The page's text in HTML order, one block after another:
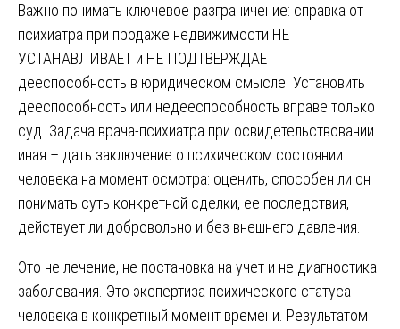
Важно понимать ключевое разграничение: справка от
психиатра при продаже недвижимости НЕ
УСТАНАВЛИВАЕТ и НЕ ПОДТВЕРЖДАЕТ
дееспособность в юридическом смысле. Установить
дееспособность или недееспособность вправе только
суд. Задача врача-психиатра при освидетельствовании
иная – дать заключение о психическом состоянии
человека на момент осмотра: оценить, способен ли он
понимать суть конкретной сделки, ее последствия,
действует ли добровольно и без внешнего давления.
Это не лечение, не постановка на учет и не диагностика
заболевания. Это экспертиза психического статуса
человека в конкретный момент времени. Результатом